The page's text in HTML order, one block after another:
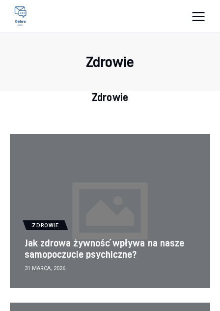
Zdrowie
Kunchnia i kulinariaZdrowie
ZDROWIE
Jak zdrowa żywność wpływa na nasze
samopoczucie psychiczne?
31 MARCA, 2026